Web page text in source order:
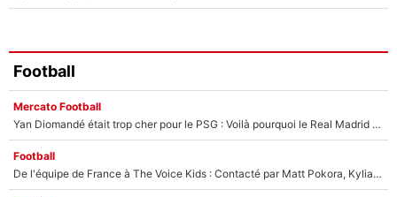
Football
Mercato Football
Yan Diomandé était trop cher pour le PSG : Voilà pourquoi le Real Madrid a accepté de payer la somme record de 140M€ pour boucler son transfert !
Football
De l'équipe de France à The Voice Kids : Contacté par Matt Pokora, Kylian Mbappé a accepté de jouer un rôle inédit sur TF1 !